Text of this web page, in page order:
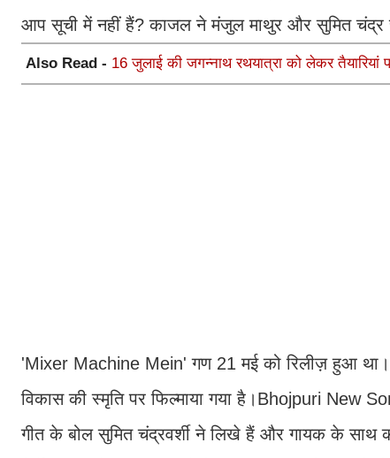
आप सूची में नहीं हैं? काजल ने मंजुल माथुर और सुमित चंद्र
Also Read - 16 जुलाई की जगन्नाथ रथयात्रा को लेकर तैयारियां
'Mixer Machine Mein' गण 21 मई को रिलीज़ हुआ था।
विकास की स्मृति पर फिल्माया गया है।Bhojpuri New
गीत के बोल सुमित चंद्रवर्शी ने लिखे हैं और गायक के साथ